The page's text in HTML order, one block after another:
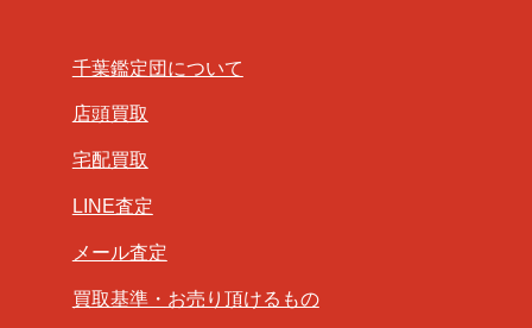
千葉鑑定団について
店頭買取
宅配買取
LINE査定
メール査定
買取基準・お売り頂けるもの